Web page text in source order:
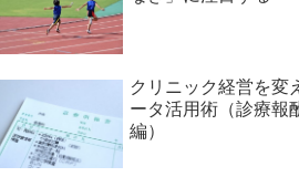
クリニック経営を変
ータ活用術（診療報
編）